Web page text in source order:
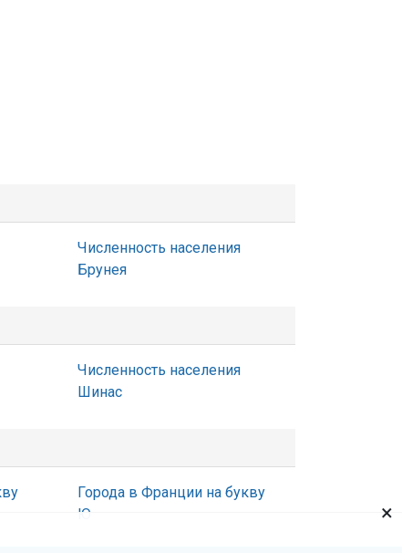
Численность населения
Брунея
Численность населения
Шинас
Города в Франции на букву
Ю
×